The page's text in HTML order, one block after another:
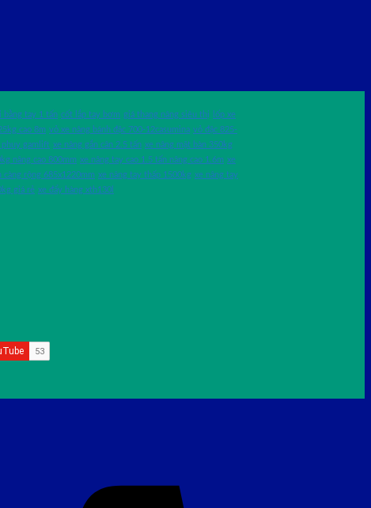
bằng tay 1 tấn cốt lắp tay bơm giá thang nâng siêu thị
lốp xe
cao 8m vỏ xe nâng bánh đặc 700-12casumina vỏ đặc 825-
phuy gamlift xe nâng gắn cân 2.5 tấn xe nâng mặt bàn 350kg
nâng cao 800mm xe nâng tay cao 1.5 tấn nâng cao 1.6m xe
càng rộng 685x1220mm xe nâng tay thấp 1500kg xe nâng tay
giá rẻ xe đẩy hàng xth130l